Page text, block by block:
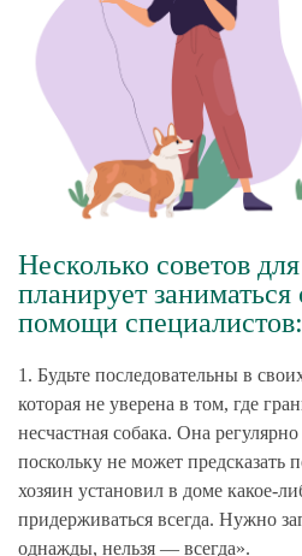
Несколько советов
планирует заниматься
помощи специалистов:
1. Будьте последовательны в
которая не уверена в том, где
несчастная собака. Она регулярно
поскольку не может предсказать
хозяин установил в доме какое-
придерживаться всегда. Нужно
однажды, нельзя — всегда».